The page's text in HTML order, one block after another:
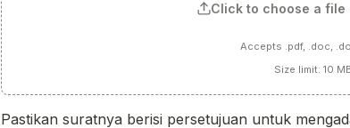
Click to choose a file
Accepts .pdf, .doc,
Size limit: 10
Pastikan suratnya berisi persetujuan untuk